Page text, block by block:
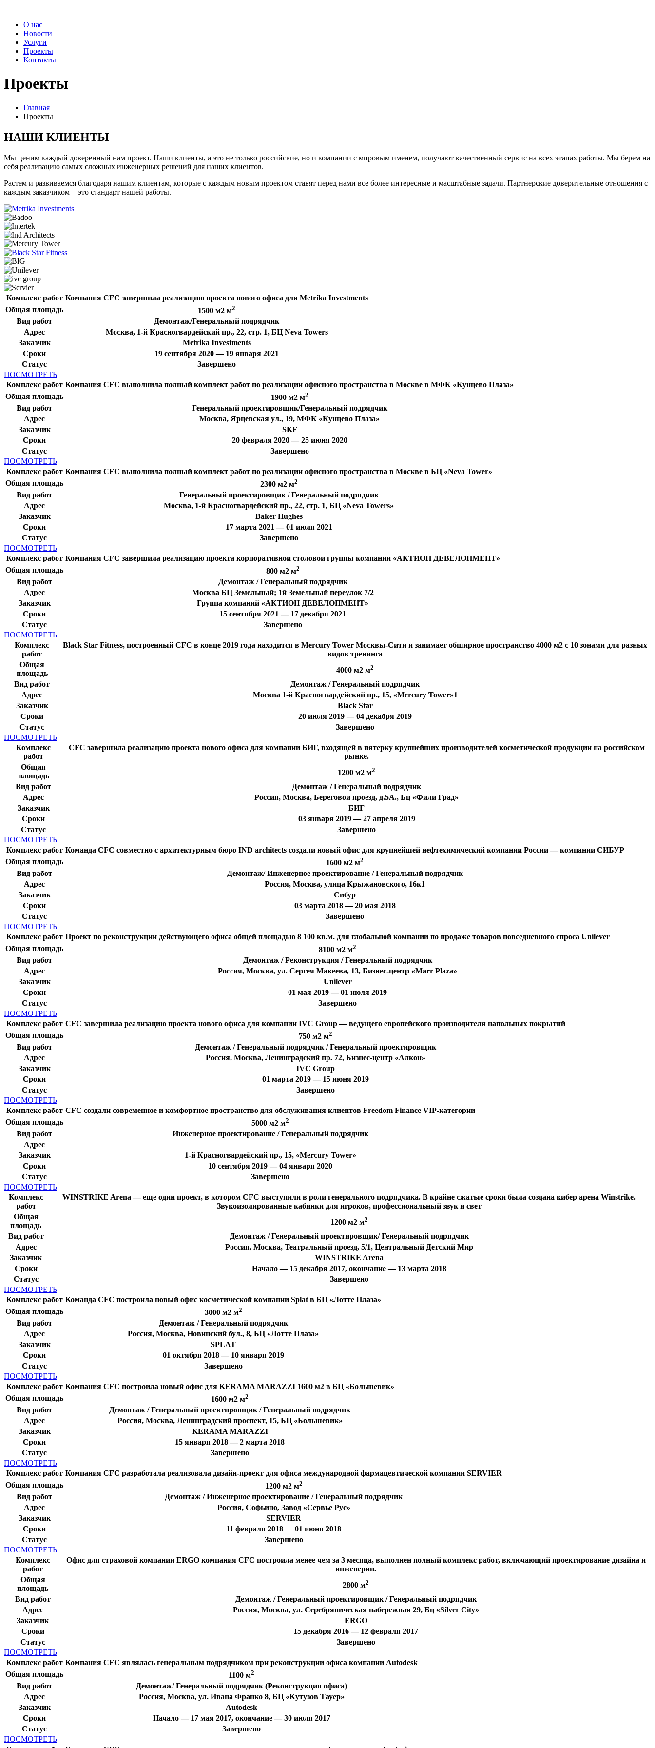
О нас
Новости
Услуги
Проекты
Контакты
Проекты
Главная
Проекты
НАШИ КЛИЕНТЫ
Мы ценим каждый доверенный нам проект. Наши клиенты, а это не только российские, но и компании с мировым именем, получают качественный сервис на всех этапах работы. Мы берем на
себя реализацию самых сложных инженерных решений для наших клиентов.
Растем и развиваемся благодаря нашим клиентам, которые с каждым новым проектом ставят перед нами все более интересные и масштабные задачи. Партнерские доверительные отношения с
каждым заказчиком − это стандарт нашей работы.
Комплекс работ Компания CFC завершила реализацию проекта нового офиса для Metrika Investments
Общая площадь
1500 м2 м2
Вид работ
Демонтаж/Генеральный подрядчик
Адрес
Москва, 1-й Красногвардейский пр., 22, стр. 1, БЦ Neva Towers
Заказчик
Metrika Investments
Сроки
19 сентября 2020 — 19 января 2021
Статус
Завершено
ПОСМОТРЕТЬ
Комплекс работ Компания CFC выполнила полный комплект работ по реализации офисного пространства в Москве в МФК «Кунцево Плаза»
Общая площадь
1900 м2 м2
Вид работ
Генеральный проектировщик/Генеральный подрядчик
Адрес
Москва, Ярцевская ул., 19, МФК «Кунцево Плаза»
Заказчик
SKF
Сроки
20 февраля 2020 — 25 июня 2020
Статус
Завершено
ПОСМОТРЕТЬ
Комплекс работ Компания CFC выполнила полный комплект работ по реализации офисного пространства в Москве в БЦ «Neva Tower»
Общая площадь
2300 м2 м2
Вид работ
Генеральный проектировщик / Генеральный подрядчик
Адрес
Москва, 1-й Красногвардейский пр., 22, стр. 1, БЦ «Neva Towers»
Заказчик
Baker Hughes
Сроки
17 марта 2021 — 01 июля 2021
Статус
Завершено
ПОСМОТРЕТЬ
Комплекс работ Компания CFC завершила реализацию проекта корпоративной столовой группы компаний «АКТИОН ДЕВЕЛОПМЕНТ»
Общая площадь
800 м2 м2
Вид работ
Демонтаж / Генеральный подрядчик
Адрес
Москва БЦ Земельный; 1й Земельный переулок 7/2
Заказчик
Группа компаний «АКТИОН ДЕВЕЛОПМЕНТ»
Сроки
15 сентября 2021 — 17 декабря 2021
Статус
Завершено
ПОСМОТРЕТЬ
Комплекс
работ
Black Star Fitness, построенный CFC в конце 2019 года находится в Mercury Tower Москвы-Сити и занимает обширное пространство 4000 м2 с 10 зонами для разных
видов тренинга
Общая
площадь
4000 м2 м2
Вид работ
Демонтаж / Генеральный подрядчик
Адрес
Москва 1-й Красногвардейский пр., 15, «Mercury Tower»1
Заказчик
Black Star
Сроки
20 июля 2019 — 04 декабря 2019
Статус
Завершено
ПОСМОТРЕТЬ
Комплекс
работ
CFC завершила реализацию проекта нового офиса для компании БИГ, входящей в пятерку крупнейших производителей косметической продукции на российском
рынке.
Общая
площадь
1200 м2 м2
Вид работ
Демонтаж / Генеральный подрядчик
Адрес
Россия, Москва, Береговой проезд, д.5А., Бц «Фили Град»
Заказчик
БИГ
Сроки
03 января 2019 — 27 апреля 2019
Статус
Завершено
ПОСМОТРЕТЬ
Комплекс работ Команда CFC совместно с архитектурным бюро IND architects создали новый офис для крупнейшей нефтехимический компании России — компании СИБУР
Общая площадь
1600 м2 м2
Вид работ
Демонтаж/ Инженерное проектирование / Генеральный подрядчик
Адрес
Россия, Москва, улица Крыжановского, 16к1
Заказчик
Сибур
Сроки
03 марта 2018 — 20 мая 2018
Статус
Завершено
ПОСМОТРЕТЬ
Комплекс работ Проект по реконструкции действующего офиса общей площадью 8 100 кв.м. для глобальной компании по продаже товаров повседневного спроса Unilever
Общая площадь
8100 м2 м2
Вид работ
Демонтаж / Реконструкция / Генеральный подрядчик
Адрес
Россия, Москва, ул. Сергея Макеева, 13, Бизнес-центр «Marr Plaza»
Заказчик
Unilever
Сроки
01 мая 2019 — 01 июля 2019
Статус
Завершено
ПОСМОТРЕТЬ
Комплекс работ CFC завершила реализацию проекта нового офиса для компании IVC Group — ведущего европейского производителя напольных покрытий
Общая площадь
750 м2 м2
Вид работ
Демонтаж / Генеральный подрядчик / Генеральный проектировщик
Адрес
Россия, Москва, Ленинградский пр. 72, Бизнес-центр «Алкон»
Заказчик
IVC Group
Сроки
01 марта 2019 — 15 июня 2019
Статус
Завершено
ПОСМОТРЕТЬ
Комплекс работ CFC создали современное и комфортное пространство для обслуживания клиентов Freedom Finance VIP-категории
Общая площадь
5000 м2 м2
Вид работ
Инженерное проектирование / Генеральный подрядчик
Адрес
Заказчик
1-й Красногвардейский пр., 15, «Mercury Tower»
Сроки
10 сентября 2019 — 04 января 2020
Статус
Завершено
ПОСМОТРЕТЬ
Комплекс
работ
WINSTRIKE Arena — еще один проект, в котором CFC выступили в роли генерального подрядчика. В крайне сжатые сроки была создана кибер арена Winstrike.
Звукоизолированные кабинки для игроков, профессиональный звук и свет
Общая
площадь
1200 м2 м2
Вид работ
Демонтаж / Генеральный проектировщик/ Генеральный подрядчик
Адрес
Россия, Москва, Театральный проезд, 5/1, Центральный Детский Мир
Заказчик
WINSTRIKE Arena
Сроки
Начало — 15 декабря 2017, окончание — 13 марта 2018
Статус
Завершено
ПОСМОТРЕТЬ
Комплекс работ Команда CFC построила новый офис косметической компании Splat в БЦ «Лотте Плаза»
Общая площадь
3000 м2 м2
Вид работ
Демонтаж / Генеральный подрядчик
Адрес
Россия, Москва, Новинский бул., 8, БЦ «Лотте Плаза»
Заказчик
SPLAT
Сроки
01 октября 2018 — 10 января 2019
Статус
Завершено
ПОСМОТРЕТЬ
Комплекс работ Компания CFC построила новый офис для KERAMA MARAZZI 1600 м2 в БЦ «Большевик»
Общая площадь
1600 м2 м2
Вид работ
Демонтаж / Генеральный проектировщик / Генеральный подрядчик
Адрес
Россия, Москва, Ленинградский проспект, 15, БЦ «Большевик»
Заказчик
KERAMA MARAZZI
Сроки
15 января 2018 — 2 марта 2018
Статус
Завершено
ПОСМОТРЕТЬ
Комплекс работ Компания CFC разработала реализовала дизайн-проект для офиса международной фармацевтической компании SERVIER
Общая площадь
1200 м2 м2
Вид работ
Демонтаж / Инженерное проектирование / Генеральный подрядчик
Адрес
Россия, Софьино, Завод «Сервье Рус»
Заказчик
SERVIER
Сроки
11 февраля 2018 — 01 июня 2018
Статус
Завершено
ПОСМОТРЕТЬ
Комплекс
работ
Офис для страховой компании ERGO компания CFC построила менее чем за 3 месяца, выполнен полный комплекс работ, включающий проектирование дизайна и
инженерии.
Общая
площадь
2800 м2
Вид работ
Демонтаж / Генеральный проектировщик / Генеральный подрядчик
Адрес
Россия, Москва, ул. Серебряническая набережная 29, Бц «Silver City»
Заказчик
ERGO
Сроки
15 декабря 2016 — 12 февраля 2017
Статус
Завершено
ПОСМОТРЕТЬ
Комплекс работ Компания CFC являлась генеральным подрядчиком при реконструкции офиса компании Autodesk
Общая площадь
1100 м2
Вид работ
Демонтаж/ Генеральный подрядчик (Реконструкция офиса)
Адрес
Россия, Москва, ул. Ивана Франко 8, БЦ «Кутузов Тауер»
Заказчик
Autodesk
Сроки
Начало — 17 мая 2017, окончание — 30 июля 2017
Статус
Завершено
ПОСМОТРЕТЬ